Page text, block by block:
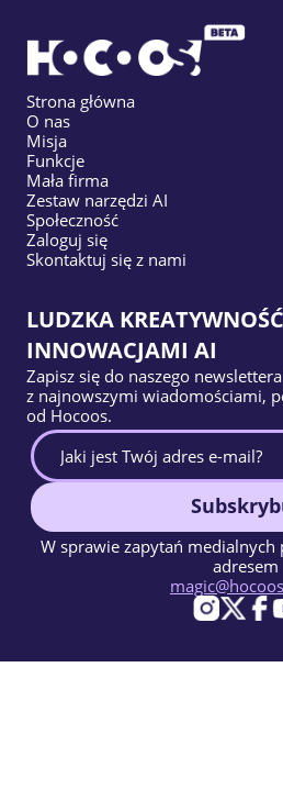
Strona główna
O nas
Misja
Funkcje
Mała firma
Zestaw narzędzi AI
Społeczność
Zaloguj się
Skontaktuj się z nami
LUDZKA
INNOWACJAMI AI
Zapisz się do naszego
z najnowszymi wiadomościami,
od Hocoos.
W sprawie zapytań
adresem